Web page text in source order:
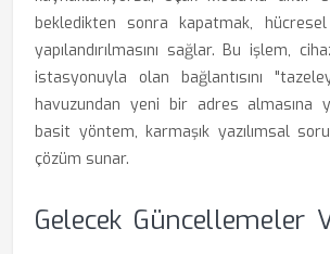
bekledikten sonra kapatmak,
yapılandırılmasını sağlar. Bu işlem,
istasyonuyla olan bağlantısını
havuzundan yeni bir adres almasına
basit yöntem, karmaşık yazılımsal
çözüm sunar.
Gelecek Güncellemeler